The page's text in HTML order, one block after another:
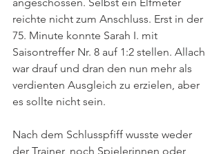
reichte nicht zum Anschluss. Erst in der
75. Minute konnte Sarah I. mit
Saisontreffer Nr. 8 auf 1:2 stellen. Allach
war drauf und dran den nun mehr als
verdienten Ausgleich zu erzielen, aber
es sollte nicht sein.
Nach dem Schlusspfiff wusste weder
der Trainer, noch Spielerinnen oder